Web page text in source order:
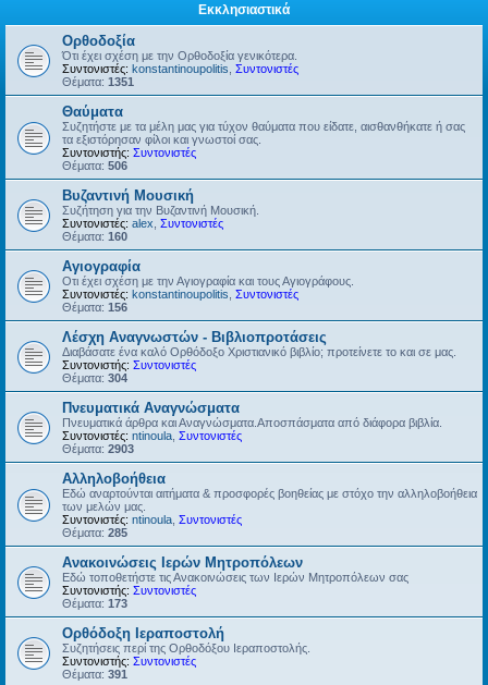
Εκκλησιαστικά
Ορθοδοξία
Ότι έχει σχέση με την Ορθοδοξία γενικότερα.
Συντονιστές: konstantinoupolitis Συντονιστές
Θέματα: 1351
Θαύματα
Συζητήστε με τα μέλη μας για τύχον θαύματα που είδατε, αισθανθήκατε ή σας
τα εξιστόρησαν φίλοι και γνωστοί σας.
Συντονιστής: Συντονιστές
Θέματα: 506
Βυζαντινή Μουσική
Συζήτηση για την Βυζαντινή Μουσική.
Συντονιστές: alex Συντονιστές
Θέματα: 160
Αγιογραφία
Οτι έχει σχέση με την Αγιογραφία και τους Αγιογράφους.
Συντονιστές: konstantinoupolitis Συντονιστές
Θέματα: 156
Λέσχη Αναγνωστών - Βιβλιοπροτάσεις
Διαβάσατε ένα καλό Ορθόδοξο Χριστιανικό βιβλίο; προτείνετε το και σε μας.
Συντονιστής: Συντονιστές
Θέματα: 304
Πνευματικά Αναγνώσματα
Πνευματικά άρθρα και Αναγνώσματα.Αποσπάσματα από διάφορα βιβλία.
Συντονιστές: ntinoula Συντονιστές
Θέματα: 2903
Αλληλοβοήθεια
Εδώ αναρτούνται αιτήματα & προσφορές βοηθείας με στόχο την αλληλοβοήθεια
των μελών μας.
Συντονιστές: ntinoula Συντονιστές
Θέματα: 285
Ανακοινώσεις Ιερών Μητροπόλεων
Εδώ τοποθετήστε τις Ανακοινώσεις των Ιερών Μητροπόλεων σας
Συντονιστής: Συντονιστές
Θέματα: 173
Ορθόδοξη Ιεραποστολή
Συζητήσεις περί της Ορθοδόξου Ιεραποστολής.
Συντονιστής: Συντονιστές
Θέματα: 391